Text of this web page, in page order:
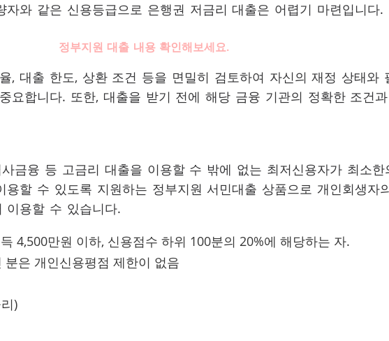
자와 같은 신용등급으로 은행권 저금리 대출은 어렵기 마련입니다.
정부지원 대출 내용 확인해보세요.
, 대출 한도, 상환 조건 등을 면밀히 검토하여 자신의 재정 상태와
요합니다. 또한, 대출을 받기 전에 해당 금융 기관의 정확한 조건
금융 등 고금리 대출을 이용할 수 밖에 없는 최저신용자가 최소한
용할 수 있도록 지원하는 정부지원 서민대출 상품으로 개인회생자
이용할 수 있습니다.
4,500만원 이하, 신용점수 하위 100분의 20%에 해당하는 자.
분은 개인신용평점 제한이 없음
)